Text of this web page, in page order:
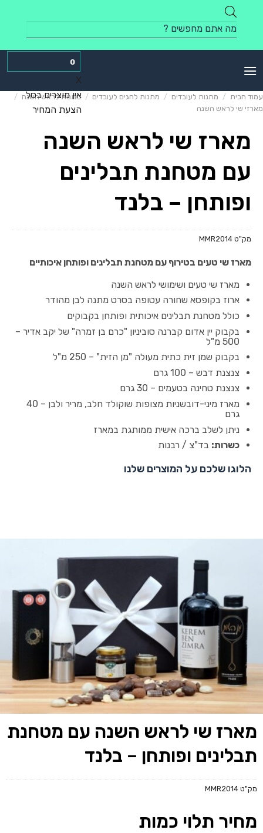
content
Products
search
0
X
אין מוצרים בסל
הצעת המחיר
עמוד הבית / מתנות לעובדים / מתנות לחגים לעובדים / מתנות לראש השנה /
מארזי שי לראש השנה
מארז שי לראש השנה
עם מטחנת תבלינים
ופותחן – בלנד
מק"ט MMR2014
מארז שי טעים בטירוף עם מטחנת תבלינים ופותחן איכותיים
מארז שי טעים ושימושי לראש השנה
ארוז בקופסא שחורה עטופה בסרט מתנה לבן מהודר
כולל מטחנת תבלינים איכותית ופותחן בקבוקים
בקבוק יין אדום קברנה סוביניון "כרם בן זמרה" של יקב אדיר –
500 מ"ל
בקבוק שמן זית כתית מעולה "מן הזית" – 250 מ"ל
צנצנת דבש – 100 גרם
צנצנת טחינה בטעמים – 30 גרם
מארז מיני-דובשניות מצופות שוקולד חלב, מריר ולבן – 40
גרם
ניתן לשלב ברכה אישית ממותגת במארז
כשרות: בד"צ / רבנות
הלוגו שלכם על המוצרים שלנו
מארז שי לראש השנה עם מטחנת
תבלינים ופותחן – בלנד
מק"ט MMR2014
מחיר תלוי כמות